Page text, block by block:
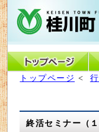
トップページ <
終活セミナー（